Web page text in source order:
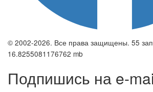
© 2002-2026. Все права защищены. 55
16.8255081176762 mb
Подпишись на e-